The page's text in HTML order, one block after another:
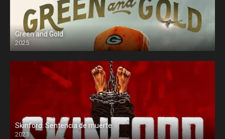
Green and Gold
2025
Skinford: Sentencia de muerte
2023